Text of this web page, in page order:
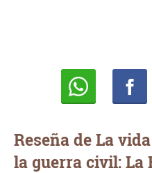
Reseña de La
la guerra civil: La